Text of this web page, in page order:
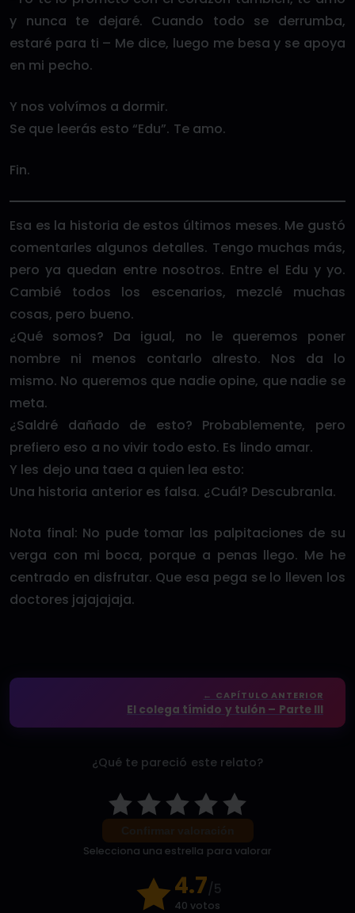
y nunca te dejaré. Cuando todo se derrumba,
estaré para ti – Me dice, luego me besa y se apoya
en mi pecho.
Y nos volvímos a dormir.
Se que leerás esto “Edu”. Te amo.
Fin.
Esa es la historia de estos últimos meses. Me gustó
comentarles algunos detalles. Tengo muchas más,
pero ya quedan entre nosotros. Entre el Edu y yo.
Cambié todos los escenarios, mezclé muchas
cosas, pero bueno.
¿Qué somos? Da igual, no le queremos poner
nombre ni menos contarlo alresto. Nos da lo
mismo. No queremos que nadie opine, que nadie se
meta.
¿Saldré dañado de esto? Probablemente, pero
prefiero eso a no vivir todo esto. Es lindo amar.
Y les dejo una taea a quien lea esto:
Una historia anterior es falsa. ¿Cuál? Descubranla.
Nota final: No pude tomar las palpitaciones de su
verga con mi boca, porque a penas llego. Me he
centrado en disfrutar. Que esa pega se lo lleven los
doctores jajajajaja.
← CAPÍTULO ANTERIOR
El colega tímido y tulón – Parte III
¿Qué te pareció este relato?
Selecciona una estrella para valorar
4.7/5
40 votos